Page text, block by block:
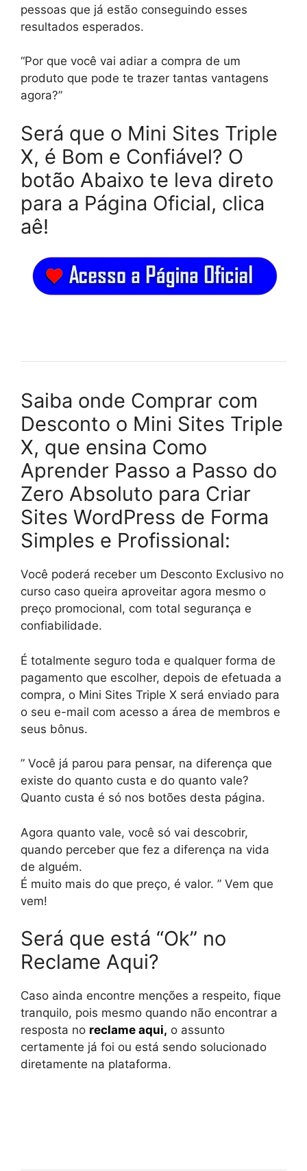
pessoas que já estão conseguindo esses
resultados esperados.
“Por que você vai adiar a compra de um
produto que pode te trazer tantas vantagens
agora?”
Será que o Mini Sites Triple
X, é Bom e Confiável? O
botão Abaixo te leva direto
para a Página Oficial, clica
aê!
Saiba onde Comprar com
Desconto o Mini Sites Triple
X, que ensina Como
Aprender Passo a Passo do
Zero Absoluto para Criar
Sites WordPress de Forma
Simples e Profissional:
Você poderá receber um Desconto Exclusivo no
curso caso queira aproveitar agora mesmo o
preço promocional, com total segurança e
confiabilidade.
É totalmente seguro toda e qualquer forma de
pagamento que escolher, depois de efetuada a
compra, o Mini Sites Triple X será enviado para
o seu e-mail com acesso a área de membros e
seus bônus.
” Você já parou para pensar, na diferença que
existe do quanto custa e do quanto vale?
Quanto custa é só nos botões desta página.
Agora quanto vale, você só vai descobrir,
quando perceber que fez a diferença na vida
de alguém.
É muito mais do que preço, é valor. ” Vem que
vem!
Será que está “Ok” no
Reclame Aqui?
Caso ainda encontre menções a respeito, fique
tranquilo, pois mesmo quando não encontrar a
resposta no reclame aqui, o assunto
certamente já foi ou está sendo solucionado
diretamente na plataforma.